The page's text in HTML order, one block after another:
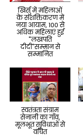
खिर्सु में महिलाओं
के सशक्तिकरण में
नया आयाम, 100 से
अधिक महिलाएं हुई
"लखपति
दीदी"सम्मान से
सम्मानित
स्वतंत्रता संग्राम
सेनानी का गाँव,
मूलभूत सुविधाओं से
वंचित